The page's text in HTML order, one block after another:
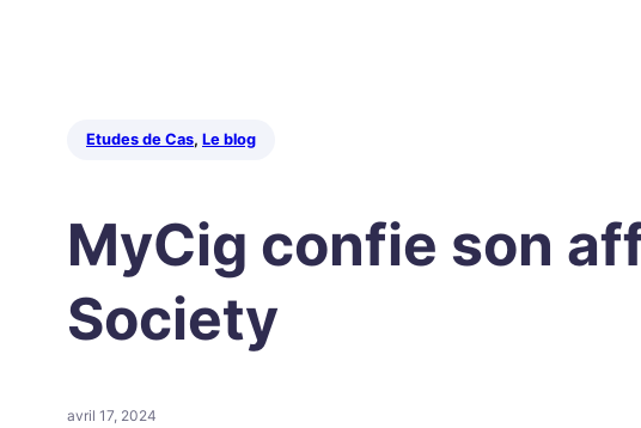
Etudes de Cas, Le blog
MyCig confie son
Society
avril 17, 2024